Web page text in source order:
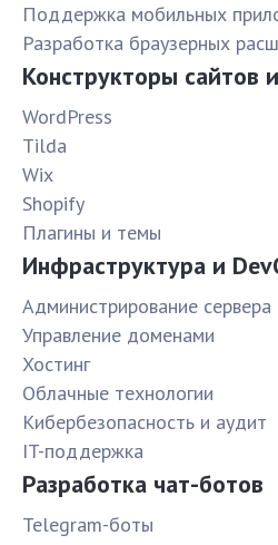
Поддержка мобильных
Разработка браузерных
Конструкторы сайтов
WordPress
Tilda
Wix
Shopify
Плагины и темы
Инфраструктура и
Администрирование сервера
Управление доменами
Хостинг
Облачные технологии
Кибербезопасность и аудит
IT-поддержка
Разработка чат-ботов
Telegram-боты